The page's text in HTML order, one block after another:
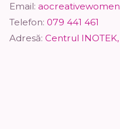
Email:
Telefon: 079 441 461
Adresă: Centrul